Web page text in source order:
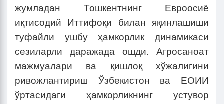
жумладан Тошкентнинг Евроосиё
иқтисодий Иттифоқи билан яқинлашиши
туфайли ушбу ҳамкорлик динамикаси
сезиларли даражада ошди. Агросаноат
мажмуалари ва қишлоқ хўжалигини
ривожлантириш Ўзбекистон ва ЕОИИ
ўртасидаги ҳамкорликнинг устувор